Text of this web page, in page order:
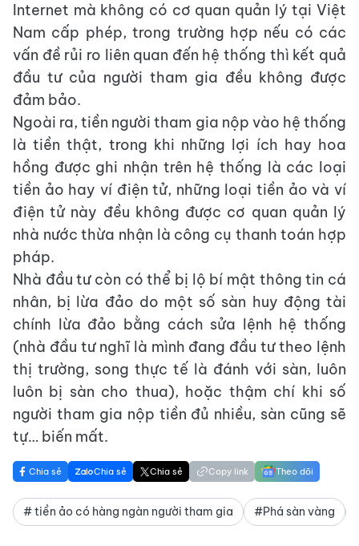
Internet mà không có cơ quan quản lý tại Việt
Nam cấp phép, trong trường hợp nếu có các
vấn đề rủi ro liên quan đến hệ thống thì kết quả
đầu tư của người tham gia đều không được
đảm bảo.
Ngoài ra, tiền người tham gia nộp vào hệ thống
là tiền thật, trong khi những lợi ích hay hoa
hồng được ghi nhận trên hệ thống là các loại
tiền ảo hay ví điện tử, những loại tiền ảo và ví
điện tử này đều không được cơ quan quản lý
nhà nước thừa nhận là công cụ thanh toán hợp
pháp.
Nhà đầu tư còn có thể bị lộ bí mật thông tin cá
nhân, bị lừa đảo do một số sàn huy động tài
chính lừa đảo bằng cách sửa lệnh hệ thống
(nhà đầu tư nghĩ là mình đang đầu tư theo lệnh
thị trường, song thực tế là đánh với sàn, luôn
luôn bị sàn cho thua), hoặc thậm chí khi số
người tham gia nộp tiền đủ nhiều, sàn cũng sẽ
tự… biến mất.
Chia sẻ Chia sẻ Chia sẻ Copy link Theo dõi
# tiền ảo có hàng ngàn người tham gia #Phá sàn vàng